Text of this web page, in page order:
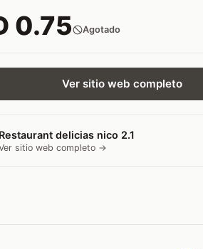
0.75 Agotado
Ver sitio web completo
Restaurant delicias nico 2.1
sitio web completo →